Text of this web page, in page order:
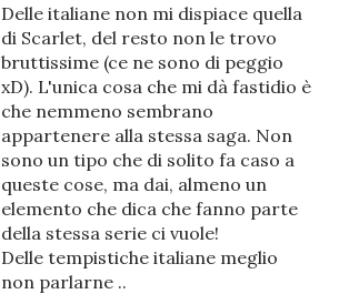
Delle italiane non mi dispiace quella
di Scarlet, del resto non le trovo
bruttissime (ce ne sono di peggio
xD). L'unica cosa che mi dà fastidio è
che nemmeno sembrano
appartenere alla stessa saga. Non
sono un tipo che di solito fa caso a
queste cose, ma dai, almeno un
elemento che dica che fanno parte
della stessa serie ci vuole!
Delle tempistiche italiane meglio
non parlarne ..